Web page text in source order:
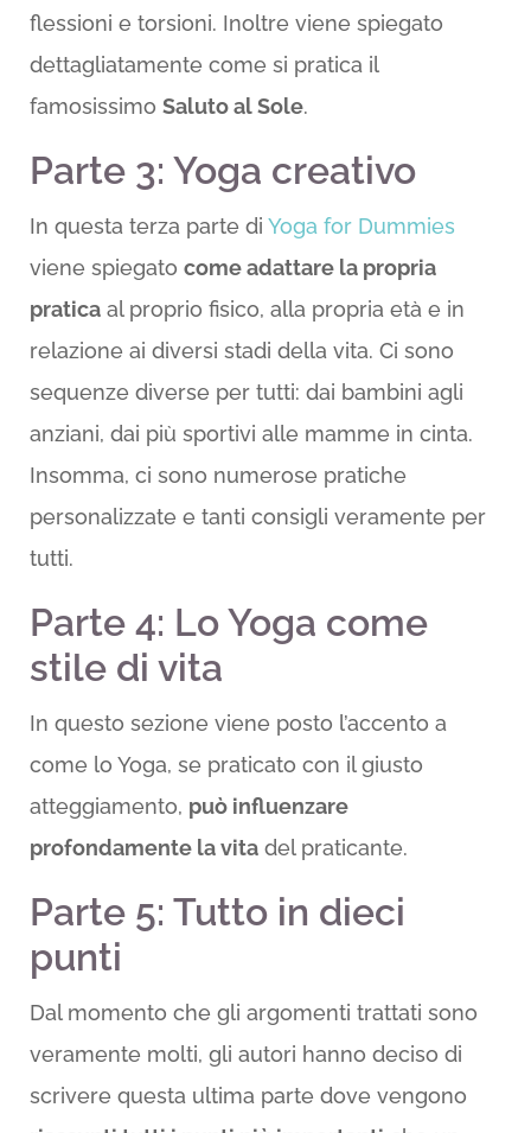
flessioni e torsioni. Inoltre viene spiegato
dettagliatamente come si pratica il
famosissimo Saluto al Sole.
Parte 3: Yoga creativo
In questa terza parte di Yoga for Dummies
viene spiegato come adattare la propria
praticaal proprio fisico, alla propria età e in
relazione ai diversi stadi della vita. Ci sono
sequenze diverse per tutti: dai bambini agli
anziani, dai più sportivi alle mamme in cinta.
Insomma, ci sono numerose pratiche
personalizzate e tanti consigli veramente per
tutti.
Parte 4: Lo Yoga come
stile di vita
In questo sezione viene posto l’accento a
come lo Yoga, se praticato con il giusto
atteggiamento, può influenzare
profondamente la vitadel praticante.
Parte 5: Tutto in dieci
punti
Dal momento che gli argomenti trattati sono
veramente molti, gli autori hanno deciso di
scrivere questa ultima parte dove vengono